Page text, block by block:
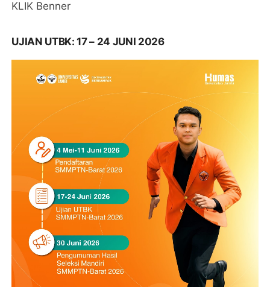
KLIK Benner
UJIAN UTBK: 17 – 24 JUNI 2026